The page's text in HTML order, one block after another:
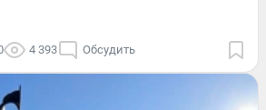
4 393 Обсудить